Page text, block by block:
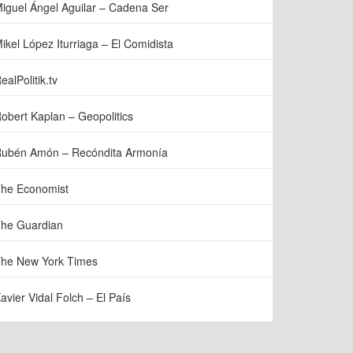
Ángel Aguilar – Cadena Ser
López Iturriaga – El Comidista
Kaplan – Geopolitics
Amón – Recóndita Armonía
Economist
Guardian
New York Times
Vidal Folch – El País